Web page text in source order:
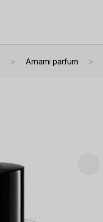
Arnami parfum